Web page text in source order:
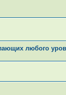
любого